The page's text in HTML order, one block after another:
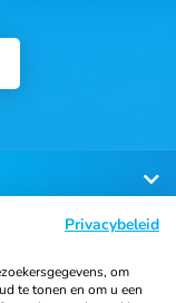
Privacybeleid
om
te tonen en om u een